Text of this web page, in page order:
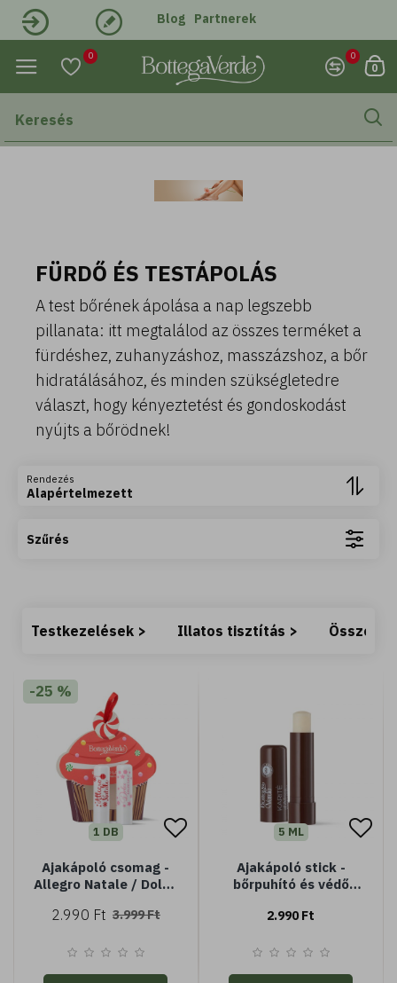
Belépés Regisztráció
Blog Partnerek
0 0
0
FÜRDŐ ÉS TESTÁPOLÁS
A test bőrének ápolása a nap legszebb
pillanata: itt megtalálod az összes terméket a
fürdéshez, zuhanyzáshoz, masszázshoz, a bőr
hidratálásához, és minden szükségletedre
választ, hogy kényeztetést és gondoskodást
nyújts a bőrödnek!
Tovább olvasom +
Rendezés
Alapértelmezett
Szűrés
Testkezelések > Illatos tisztítás >
-25 %
1 DB
Ajakápoló csomag -
Allegro Natale / Dolce
2.990 Ft 3.999 Ft
5 ML
Ajakápoló stick -
bőrpuhító és védő
ml)
2.990 Ft